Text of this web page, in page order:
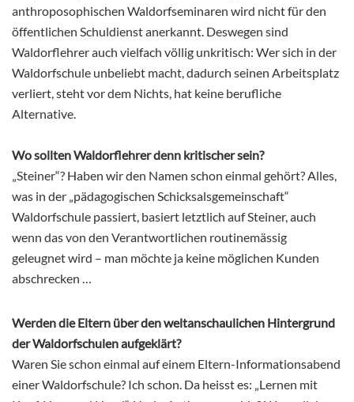
anthroposophischen Waldorfseminaren wird nicht für den
öffentlichen Schuldienst anerkannt. Deswegen sind
Waldorflehrer auch vielfach völlig unkritisch: Wer sich in der
Waldorfschule unbeliebt macht, dadurch seinen Arbeitsplatz
verliert, steht vor dem Nichts, hat keine berufliche
Alternative.
Wo sollten Waldorflehrer denn kritischer sein?
„Steiner“? Haben wir den Namen schon einmal gehört? Alles,
was in der „pädagogischen Schicksalsgemeinschaft“
Waldorfschule passiert, basiert letztlich auf Steiner, auch
wenn das von den Verantwortlichen routinemässig
geleugnet wird – man möchte ja keine möglichen Kunden
abschrecken …
Werden die Eltern über den weltanschaulichen Hintergrund
der Waldorfschulen aufgeklärt?
Waren Sie schon einmal auf einem Eltern-Informationsabend
einer Waldorfschule? Ich schon. Da heisst es: „Lernen mit